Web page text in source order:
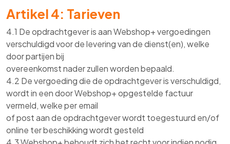
Artikel 4: Tarieven
4.1 De opdrachtgever is aan Webshop+ vergoedingen
verschuldigd voor de levering van de dienst(en), welke
door partijen bij
overeenkomst nader zullen worden bepaald.
4.2 De vergoeding die de opdrachtgever is verschuldigd,
wordt in een door Webshop+ opgestelde factuur
vermeld, welke per email
of post aan de opdrachtgever wordt toegestuurd en/of
online ter beschikking wordt gesteld